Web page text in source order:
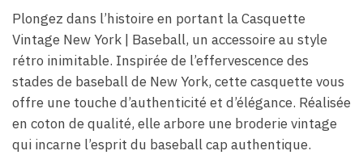
Plongez dans l’histoire en portant la Casquette
Vintage New York | Baseball, un accessoire au style
rétro inimitable. Inspirée de l’effervescence des
stades de baseball de New York, cette casquette vous
offre une touche d’authenticité et d’élégance. Réalisée
en coton de qualité, elle arbore une broderie vintage
qui incarne l’esprit du baseball cap authentique.